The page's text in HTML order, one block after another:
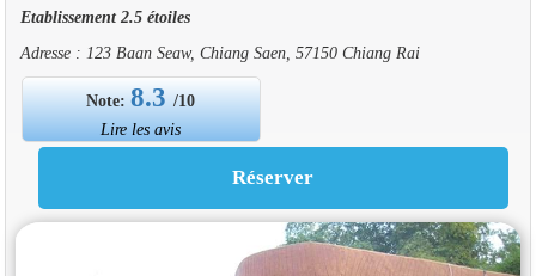
Etablissement 2.5 étoiles
Adresse : 123 Baan Seaw, Chiang Saen, 57150 Chiang Rai
Note:8.3/10
Lire les avis